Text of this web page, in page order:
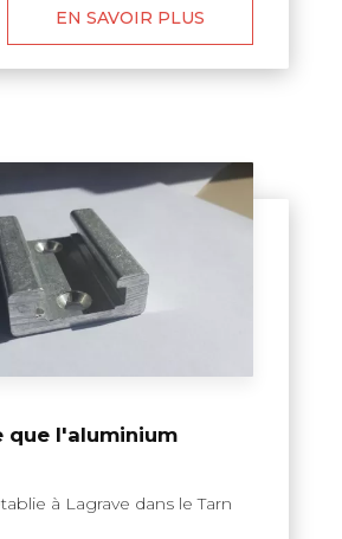
EN SAVOIR PLUS
que l'aluminium
à Lagrave dans le Tarn